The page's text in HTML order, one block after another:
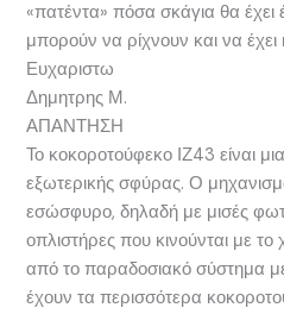
«πατέντα» πόσα σκάγια θα έχει
μπορούν να ρίχνουν και να
Ευχαριστω
Δημητρης Μ.
ΑΠΑΝΤΗΣΗ
Το κοκοροτούφεκο ΙΖ43 είναι
εξωτερικής σφύρας. Ο
εσώσφυρο, δηλαδή με μισές
οπλιστήρες που κινούνται με
από το παραδοσιακό σύστημα
έχουν τα περισσότερα